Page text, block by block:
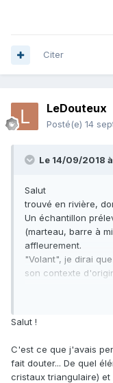
Citer
LeDouteux
Posté(e) 14
Le 14/09/2018
Salut
trouvé en rivière,
Un échantillon
(marteau, barre à
affleurement.
"Volant", je dirai
son contexte
Mais là je pense à
devraient donner
Salut !
C'est ce que j'avais
fait douter... De quel
cristaux triangulaire)